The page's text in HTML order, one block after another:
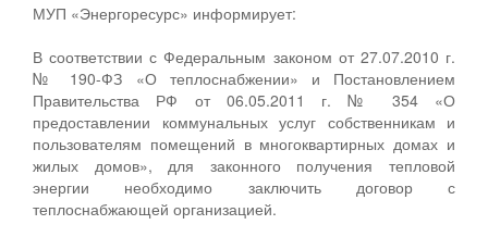
МУП «Энергоресурс» информирует:
В соответствии с Федеральным законом от 27.07.2010 г.
№ 190-ФЗ «О теплоснабжении» и Постановлением
Правительства РФ от 06.05.2011 г. № 354 «О
предоставлении коммунальных услуг собственникам и
пользователям помещений в многоквартирных домах и
жилых домов», для законного получения тепловой
энергии необходимо заключить договор с
теплоснабжающей организацией.